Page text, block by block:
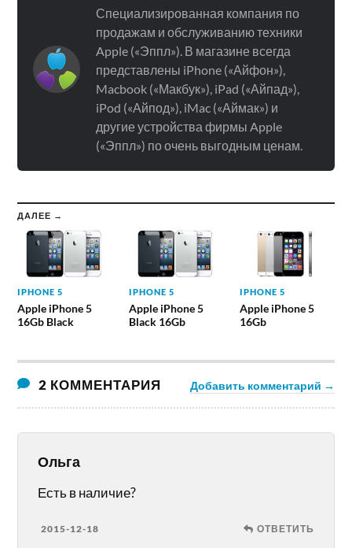
Специализированная компания по
продажам и обслуживанию техники
Apple («Эппл»). В магазине всегда
представлены iPhone («Айфон»),
Macbook («Макбук»), iPad («Айпад»),
iPod («Айпод»), iMac («Аймак») и
другие устройства фирмы Apple
(«Эппл») по очень выгодным ценам.
ДАЛЕЕ →
IPHONE 5
Apple iPhone 5
16Gb Black
IPHONE 5
Apple iPhone 5
Black 16Gb
IPHONE 5
Apple iPhone 5
16Gb
2 КОММЕНТАРИЯ Добавить комментарий →
Ольга
Есть в наличие?
2015-12-18 ОТВЕТИТЬ